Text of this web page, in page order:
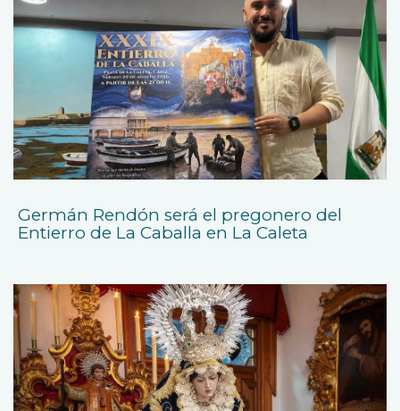
Germán Rendón será el pregonero del
Entierro de La Caballa en La Caleta